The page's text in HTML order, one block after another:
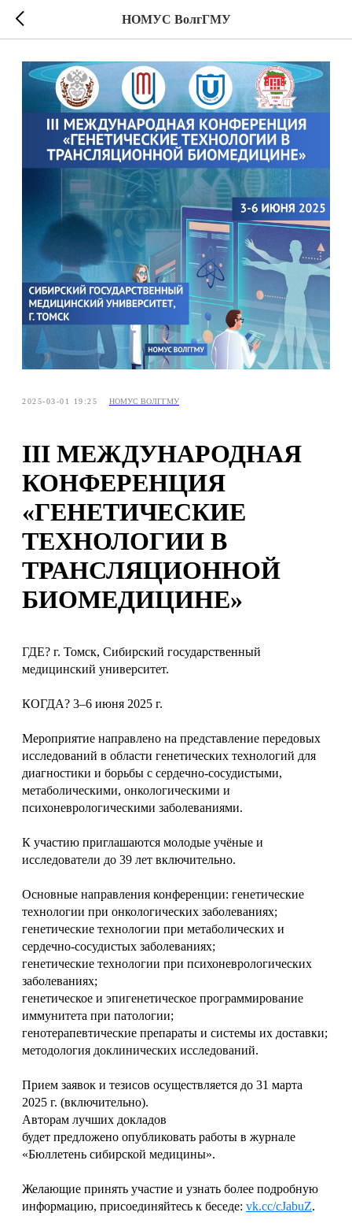
НОМУС ВолгГМУ
2025-03-01 19:25 НОМУС ВОЛГГМУ
III МЕЖДУНАРОДНАЯ
КОНФЕРЕНЦИЯ
«ГЕНЕТИЧЕСКИЕ
ТЕХНОЛОГИИ В
ТРАНСЛЯЦИОННОЙ
БИОМЕДИЦИНЕ»
ГДЕ? г. Томск, Сибирский государственный
медицинский университет.
КОГДА? 3–6 июня 2025 г.
Мероприятие направлено на представление передовых
исследований в области генетических технологий для
диагностики и борьбы с сердечно-сосудистыми,
метаболическими, онкологическими и
психоневрологическими заболеваниями.
К участию приглашаются молодые учёные и
исследователи до 39 лет включительно.
Основные направления конференции: генетические
технологии при онкологических заболеваниях;
генетические технологии при метаболических и
сердечно-сосудистых заболеваниях;
генетические технологии при психоневрологических
заболеваниях;
генетическое и эпигенетическое программирование
иммунитета при патологии;
генотерапевтические препараты и системы их доставки;
методология доклинических исследований.
Прием заявок и тезисов осуществляется до 31 марта
2025 г. (включительно).
Авторам лучших докладов
будет предложено опубликовать работы в журнале
«Бюллетень сибирской медицины».
Желающие принять участие и узнать более подробную
информацию, присоединяйтесь к беседе: vk.cc/cJabuZ.